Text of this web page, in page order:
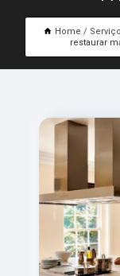
Home
restaurar